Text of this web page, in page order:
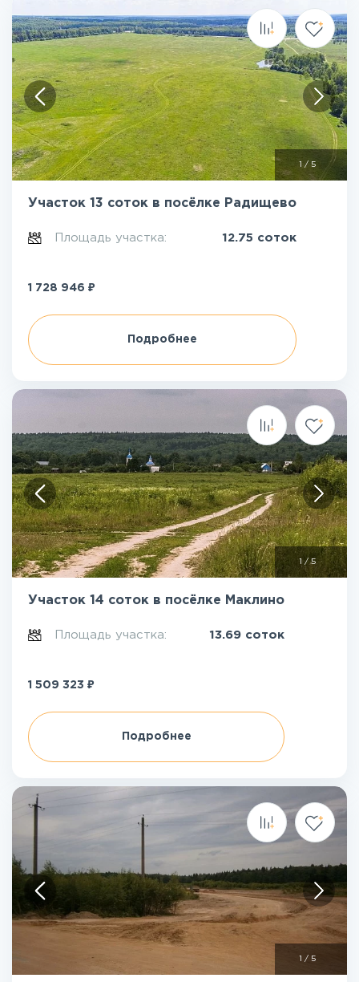
/ 5
Участок 13 соток в посёлке Радищево
Площадь участка: 12.75 соток
1 728 946 ₽
Подробнее
/5
Участок 14 соток в посёлке Маклино
Площадь участка: 13.69 соток
1 509 323 ₽
Подробнее
/ 5